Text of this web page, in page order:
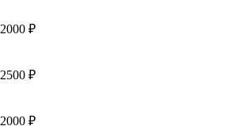
2000 ₽
2500 ₽
2000 ₽